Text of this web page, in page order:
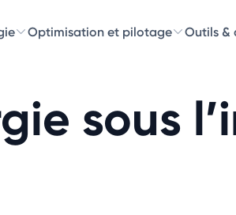
Optimisation et pilotage Outils &
sousChoisissez les